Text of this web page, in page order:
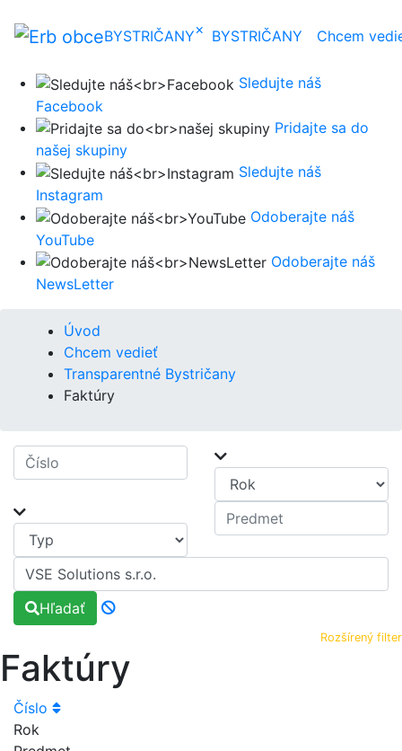
BYSTRIČANY× BYSTRIČANY Chcem
Sledujte náš
Facebook
Pridajte sa do
našej skupiny
Sledujte náš
Instagram
Odoberajte náš
YouTube
Odoberajte náš
NewsLetter
Úvod
Chcem vedieť
Transparentné Bystričany
Faktúry
Hľadať
Rozšírený filter
Faktúry
Číslo
Rok